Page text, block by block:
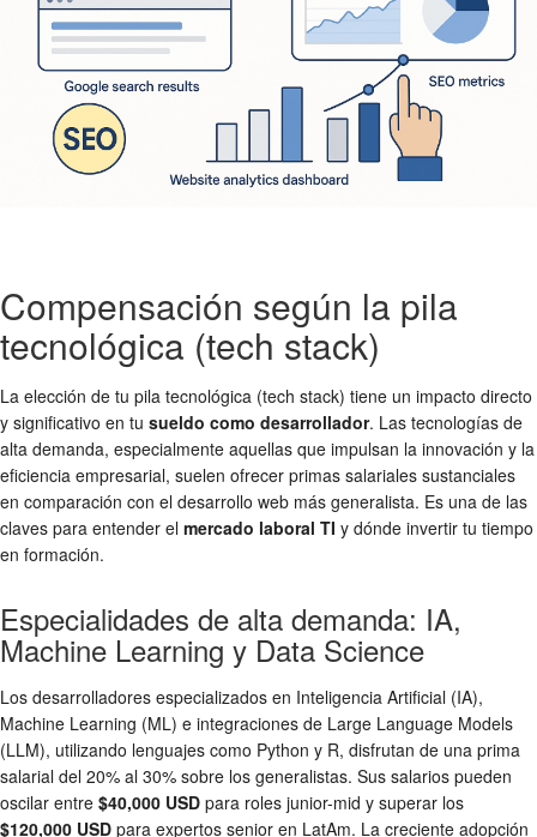
Compensación según la pila
tecnológica (tech stack)
La elección de tu pila tecnológica (tech stack) tiene un impacto directo
y significativo en tu sueldo como desarrollador. Las tecnologías de
alta demanda, especialmente aquellas que impulsan la innovación y la
eficiencia empresarial, suelen ofrecer primas salariales sustanciales
en comparación con el desarrollo web más generalista. Es una de las
claves para entender el mercado laboral TI y dónde invertir tu tiempo
en formación.
Especialidades de alta demanda: IA,
Machine Learning y Data Science
Los desarrolladores especializados en Inteligencia Artificial (IA),
Machine Learning (ML) e integraciones de Large Language Models
(LLM), utilizando lenguajes como Python y R, disfrutan de una prima
salarial del 20% al 30% sobre los generalistas. Sus salarios pueden
oscilar entre $40,000 USD para roles junior-mid y superar los
$120,000 USD para expertos senior en LatAm. La creciente adopción